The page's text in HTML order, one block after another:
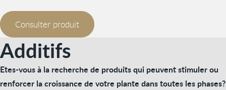
Consulter produit
Additifs
Etes-vous à la recherche de produits qui peuvent stimuler ou
renforcer la croissance de votre plante dans toutes les phases?